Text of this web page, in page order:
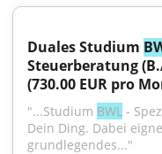
Duales Studium
Steuerberatung
(730.00 EUR pro
"...Studium BWL -
Dein Ding. Dabei
grundlegendes..."